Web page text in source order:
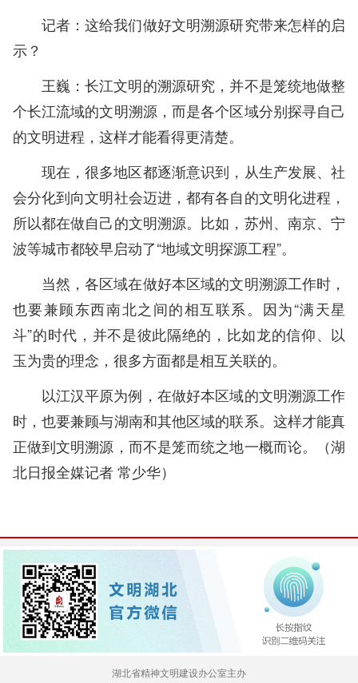
记者：这给我们做好文明溯源研究带来怎样的启
示？
王巍：长江文明的溯源研究，并不是笼统地做整
个长江流域的文明溯源，而是各个区域分别探寻自己
的文明进程，这样才能看得更清楚。
现在，很多地区都逐渐意识到，从生产发展、社
会分化到向文明社会迈进，都有各自的文明化进程，
所以都在做自己的文明溯源。比如，苏州、南京、宁
波等城市都较早启动了“地域文明探源工程”。
当然，各区域在做好本区域的文明溯源工作时，
也要兼顾东西南北之间的相互联系。因为“满天星
斗”的时代，并不是彼此隔绝的，比如龙的信仰、以
玉为贵的理念，很多方面都是相互关联的。
以江汉平原为例，在做好本区域的文明溯源工作
时，也要兼顾与湖南和其他区域的联系。这样才能真
正做到文明溯源，而不是笼而统之地一概而论。
（湖
北日报全媒记者 常少华）
湖北省精神文明建设办公室主办